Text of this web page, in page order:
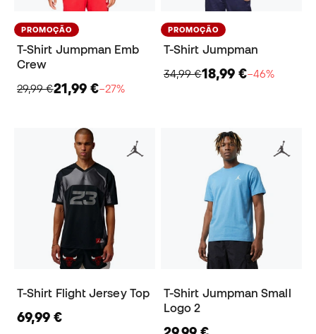
PROMOÇÃO
T-Shirt Jumpman Emb
Crew
29,99 €21,99 €−27%
PROMOÇÃO
T-Shirt Jumpman
34,99 €18,99 €−46%
T-Shirt Flight Jersey Top
69,99 €
T-Shirt Jumpman Small
Logo 2